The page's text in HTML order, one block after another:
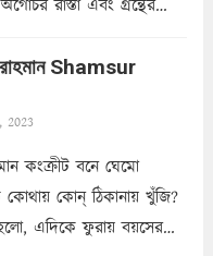
রাস্তা এবং গ্রন্থের
লোপামুদ্রা ভীষণ বিব্রত
Shamsur
2023
কংক্রীট বনে ঘেমো
কোন্‌ ঠিকানায় খুঁজি?
এদিকে ফুরায় বয়সের